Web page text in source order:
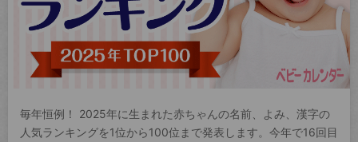
毎年恒例！ 2025年に生まれた赤ちゃんの名前、よみ、漢字の
人気ランキングを1位から100位まで発表します。今年で16回目